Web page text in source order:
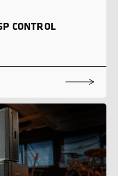
CONTROL